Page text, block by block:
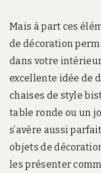
Mais à part ces
de décoration
dans votre
excellente idée de
chaises de style
table ronde ou un
s’avère aussi
objets de
les présenter